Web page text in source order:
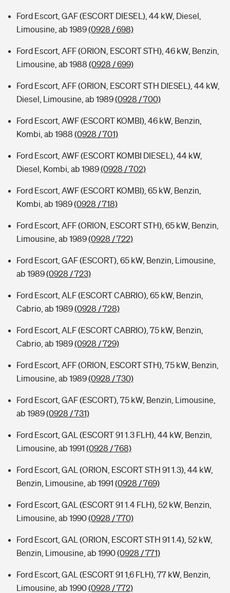
Ford Escort, GAF (ESCORT DIESEL), 44 kW, Diesel,
Limousine, ab 1989(0928 / 698)
Ford Escort, AFF (ORION, ESCORT STH), 46 kW, Benzin,
Limousine, ab 1988 (0928 / 699)
Ford Escort, AFF (ORION, ESCORT STH DIESEL), 44 kW,
Diesel, Limousine, ab 1989(0928 / 700)
Ford Escort, AWF (ESCORT KOMBI), 46 kW, Benzin,
Kombi, ab 1988 (0928 / 701)
Ford Escort, AWF (ESCORT KOMBI DIESEL), 44 kW,
Diesel, Kombi, ab 1989(0928 / 702)
Ford Escort, AWF (ESCORT KOMBI), 65 kW, Benzin,
Kombi, ab 1989(0928 / 718)
Ford Escort, AFF (ORION, ESCORT STH), 65 kW, Benzin,
Limousine, ab 1989(0928 / 722)
Ford Escort, GAF (ESCORT), 65 kW, Benzin, Limousine,
ab 1989(0928 / 723)
Ford Escort, ALF (ESCORT CABRIO), 65 kW, Benzin,
Cabrio, ab 1989(0928 / 728)
Ford Escort, ALF (ESCORT CABRIO), 75 kW, Benzin,
Cabrio, ab 1989(0928 / 729)
Ford Escort, AFF (ORION, ESCORT STH), 75 kW, Benzin,
Limousine, ab 1989(0928 / 730)
Ford Escort, GAF (ESCORT), 75 kW, Benzin, Limousine,
ab 1989(0928 / 731)
Ford Escort, GAL (ESCORT 91 1.3 FLH), 44 kW, Benzin,
Limousine, ab 1991 (0928 / 768)
Ford Escort, GAL (ORION, ESCORT STH 91 1.3), 44 kW,
Benzin, Limousine, ab 1991 (0928 / 769)
Ford Escort, GAL (ESCORT 91 1.4 FLH), 52 kW, Benzin,
Limousine, ab 1990(0928 / 770)
Ford Escort, GAL (ORION, ESCORT STH 91 1.4), 52 kW,
Benzin, Limousine, ab 1990(0928 / 771)
Ford Escort, GAL (ESCORT 91 1,6 FLH), 77 kW, Benzin,
Limousine, ab 1990(0928 / 772)